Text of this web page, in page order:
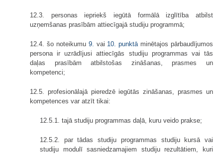
12.3. personas iepriekš iegūtā formālā izglītība atbilst
uzņemšanas prasībām attiecīgajā studiju programmā;
12.4. šo noteikumu 9. vai 10. punktā minētajos pārbaudījumos
persona ir uzrādījusi attiecīgās studiju programmas vai tās
daļas prasībām atbilstošas zināšanas, prasmes un
kompetenci;
12.5. profesionālajā pieredzē iegūtās zināšanas, prasmes un
kompetences var atzīt tikai:
12.5.1. tajā studiju programmas daļā, kuru veido prakse;
12.5.2. par tādas studiju programmas studiju kursā vai
studiju modulī sasniedzamajiem studiju rezultātiem, kuri